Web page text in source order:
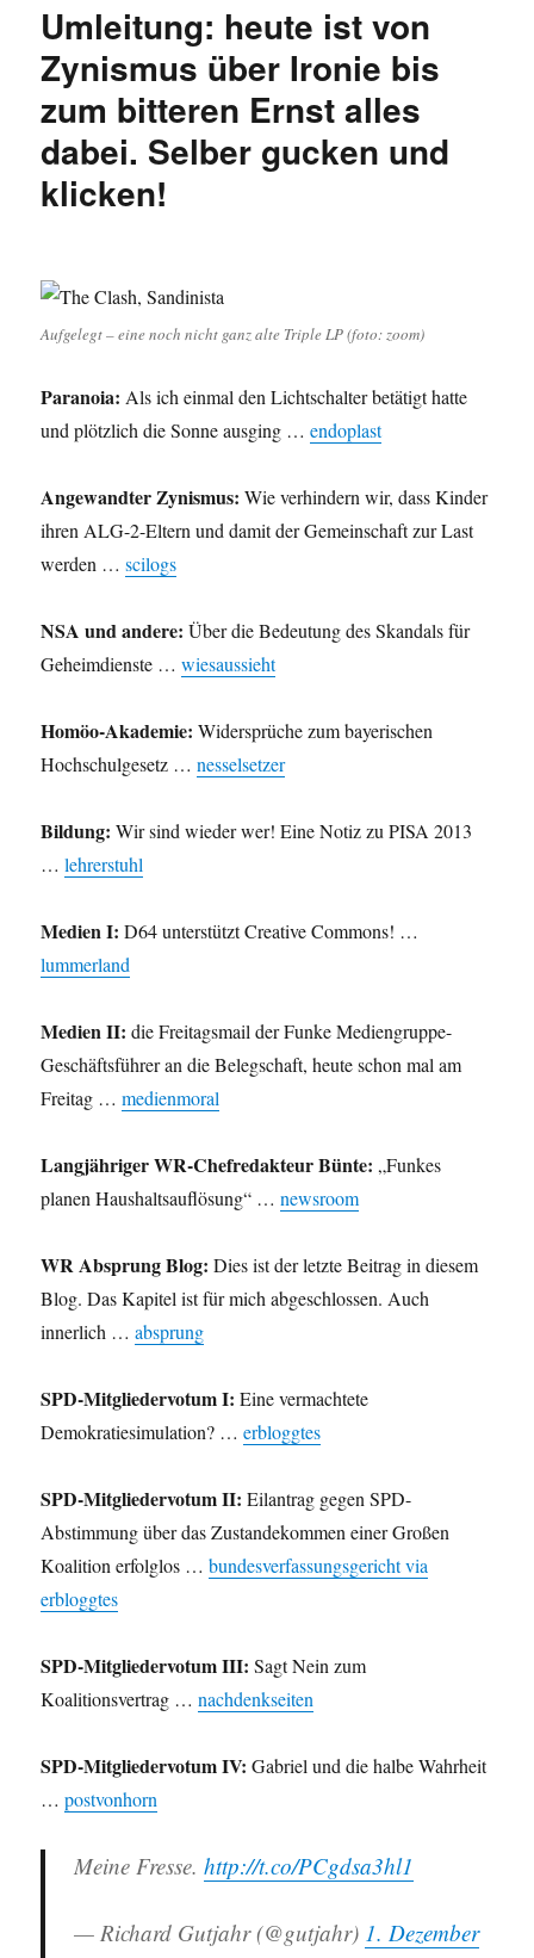
History,
der
erwartete
plötzliche
Abschwung
Umleitung: heute ist von
Zynismus über Ironie bis
zum bitteren Ernst alles
dabei. Selber gucken und
klicken!
Aufgelegt – eine noch nicht ganz alte Triple LP (foto: zoom)
Paranoia: Als ich einmal den Lichtschalter betätigt hatte
und plötzlich die Sonne ausging …endoplast
Angewandter Zynismus: Wie verhindern wir, dass Kinder
ihren ALG-2-Eltern und damit der Gemeinschaft zur Last
werden …scilogs
NSA und andere: Über die Bedeutung des Skandals für
Geheimdienste …wiesaussieht
Homöo-Akademie: Widersprüche zum bayerischen
Hochschulgesetz …nesselsetzer
Bildung: Wir sind wieder wer! Eine Notiz zu PISA 2013
…lehrerstuhl
Medien I: D64 unterstützt Creative Commons! …
lummerland
Medien II: die Freitagsmail der Funke Mediengruppe-
Geschäftsführer an die Belegschaft, heute schon mal am
Freitag …medienmoral
Langjähriger WR-Chefredakteur Bünte: „Funkes
planen Haushaltsauflösung“ …newsroom
WR Absprung Blog: Dies ist der letzte Beitrag in diesem
Blog. Das Kapitel ist für mich abgeschlossen. Auch
innerlich …absprung
SPD-Mitgliedervotum I: Eine vermachtete
Demokratiesimulation? …erbloggtes
SPD-Mitgliedervotum II: Eilantrag gegen SPD-
Abstimmung über das Zustandekommen einer Großen
Koalition erfolglos …bundesverfassungsgericht via
erbloggtes
SPD-Mitgliedervotum III: Sagt Nein zum
Koalitionsvertrag …nachdenkseiten
SPD-Mitgliedervotum IV: Gabriel und die halbe Wahrheit
…postvonhorn
Meine Fresse.http://t.co/PCgdsa3hl1
— Richard Gutjahr (@gutjahr) 1. Dezember